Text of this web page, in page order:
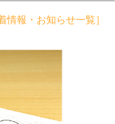
情報・お知らせ一覧］